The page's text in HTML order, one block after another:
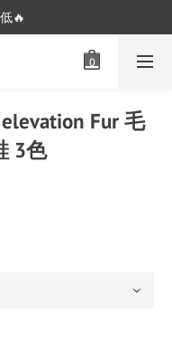
🔥
Fur 毛
3色